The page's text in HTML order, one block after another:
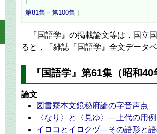
第81集－第100集|
『国語学』の掲載論文等は，国立
ると，「雑誌『国語学』全文データ
『国語学』第61集（昭和40
論文
図書寮本文鏡秘府論の字音声点
〈なり〉と〈見ゆ〉―上代の用
イロコとイロクヅ―その語形と